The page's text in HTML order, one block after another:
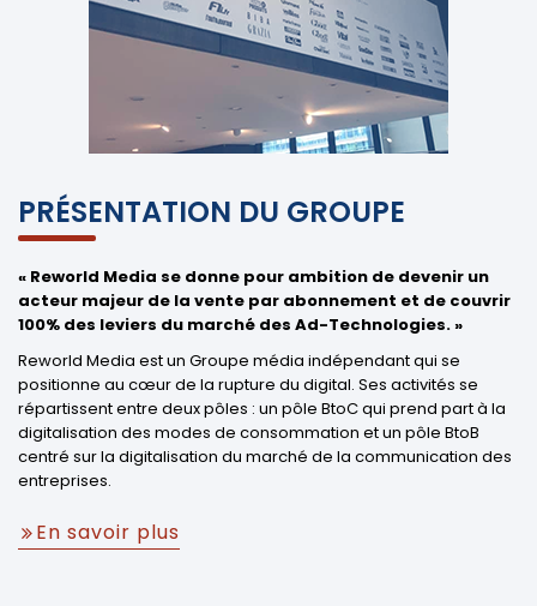
PRÉSENTATION DU GROUPE
« Reworld Media se donne pour ambition de devenir un
acteur majeur de la vente par abonnement et de couvrir
100% des leviers du marché des Ad-Technologies. »
Reworld Media est un Groupe média indépendant qui se
positionne au cœur de la rupture du digital. Ses activités se
répartissent entre deux pôles : un pôle BtoC qui prend part à la
digitalisation des modes de consommation et un pôle BtoB
centré sur la digitalisation du marché de la communication des
entreprises.
En savoir plus